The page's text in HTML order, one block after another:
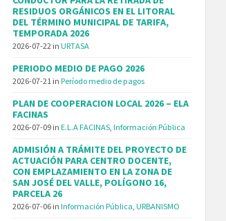
RESIDUOS ORGÁNICOS EN EL LITORAL
DEL TÉRMINO MUNICIPAL DE TARIFA,
TEMPORADA 2026
2026-07-22 inURTASA
PERIODO MEDIO DE PAGO 2026
2026-07-21 inPeríodo medio de pagos
PLAN DE COOPERACION LOCAL 2026 – ELA
FACINAS
2026-07-09 inE.L.A FACINAS ,Información Pública
ADMISIÓN A TRÁMITE DEL PROYECTO DE
ACTUACIÓN PARA CENTRO DOCENTE,
CON EMPLAZAMIENTO EN LA ZONA DE
SAN JOSÉ DEL VALLE, POLÍGONO 16,
PARCELA 26
2026-07-06 inInformación Pública ,URBANISMO